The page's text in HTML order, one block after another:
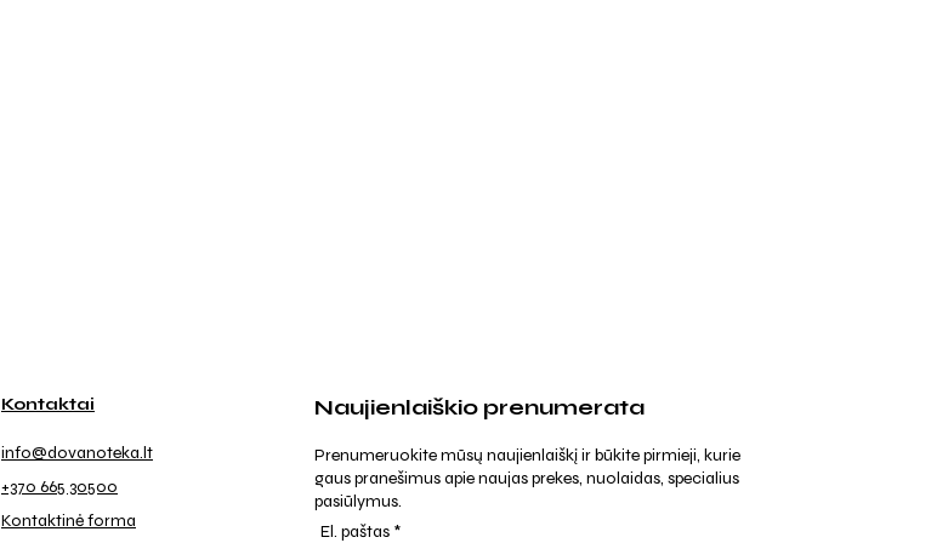
Kontaktai
info@dovanoteka.lt
+370 665 30500
Kontaktinė forma
Naujienlaiškio prenumerata
Prenumeruokite mūsų naujienlaiškį ir būkite pirmieji, kurie
gaus pranešimus apie naujas prekes, nuolaidas, specialius
pasiūlymus.
El. paštas